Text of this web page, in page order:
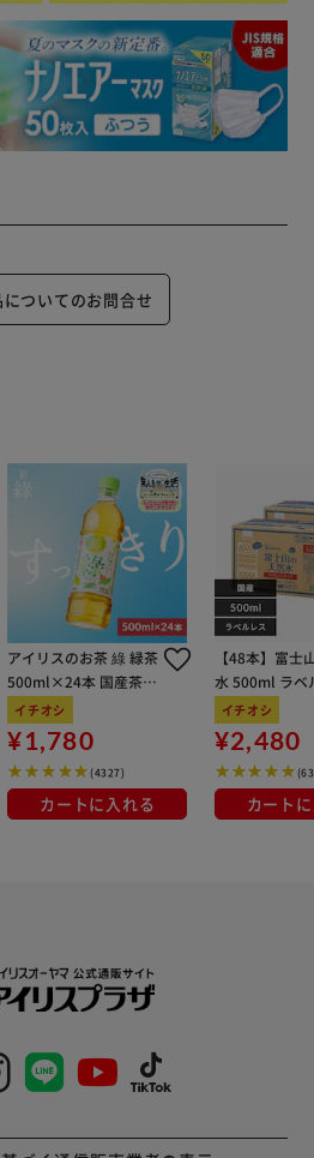
についてのお問合せ
アイリスのお茶 綠 緑茶
500ml×24本 国産茶葉
100％使用
イチオシ
¥1,780
(4327)
カートに入れる
【48本】富士
水 500ml ラベ
イチオシ
¥2,480
カート